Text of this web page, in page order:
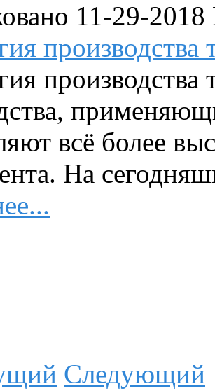
11-29-2018
производства
всё более
На
Следующий